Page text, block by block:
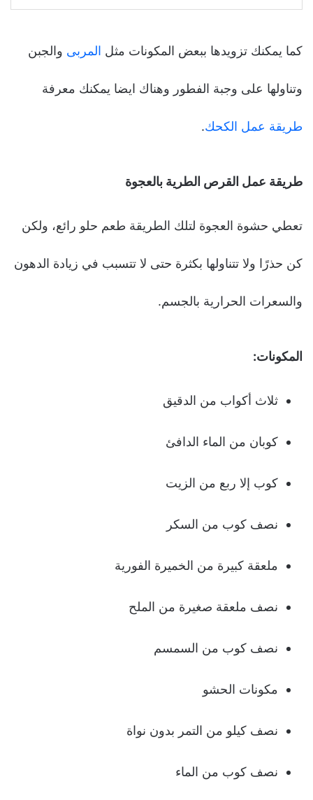
كما يمكنك تزويدها ببعض المكونات مثل المربى والجبن
وتناولها على وجبة الفطور وهناك ايضا يمكنك معرفة
طريقة عمل الكحك.
طريقة عمل القرص الطرية بالعجوة
تعطي حشوة العجوة لتلك الطريقة طعم حلو رائع، ولكن
كن حذرًا ولا تتناولها بكثرة حتى لا تتسبب في زيادة الدهون
والسعرات الحرارية بالجسم.
المكونات:
ثلاث أكواب من الدقيق
كوبان من الماء الدافئ
كوب إلا ربع من الزيت
نصف كوب من السكر
ملعقة كبيرة من الخميرة الفورية
نصف ملعقة صغيرة من الملح
نصف كوب من السمسم
مكونات الحشو
نصف كيلو من التمر بدون نواة
نصف كوب من الماء